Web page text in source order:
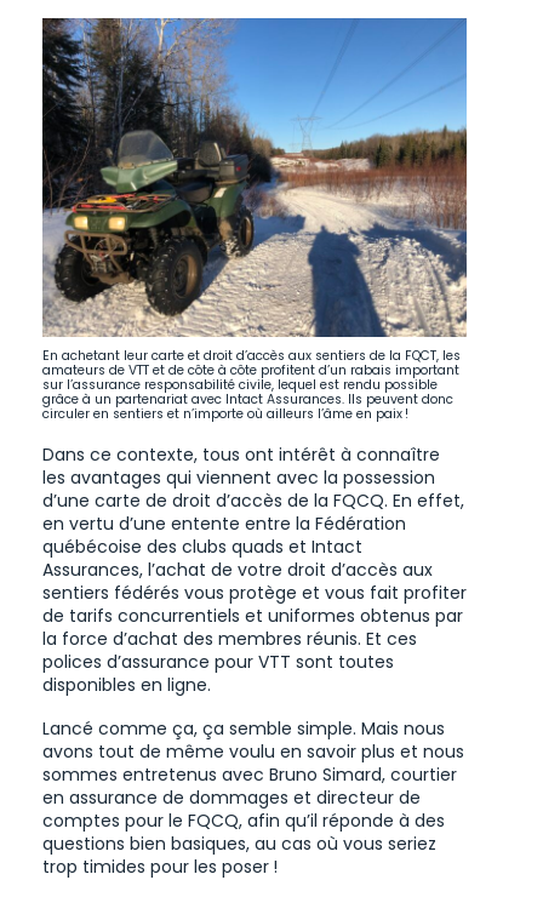
En achetant leur carte et droit d’accès aux sentiers de la FQCT, les
amateurs de VTT et de côte à côte profitent d’un rabais important
sur l’assurance responsabilité civile, lequel est rendu possible
grâce à un partenariat avec Intact Assurances. Ils peuvent donc
circuler en sentiers et n’importe où ailleurs l’âme en paix !
Dans ce contexte, tous ont intérêt à connaître
les avantages qui viennent avec la possession
d’une carte de droit d’accès de la FQCQ. En effet,
en vertu d’une entente entre la Fédération
québécoise des clubs quads et Intact
Assurances, l’achat de votre droit d’accès aux
sentiers fédérés vous protège et vous fait profiter
de tarifs concurrentiels et uniformes obtenus par
la force d’achat des membres réunis. Et ces
polices d’assurance pour VTT sont toutes
disponibles en ligne.
Lancé comme ça, ça semble simple. Mais nous
avons tout de même voulu en savoir plus et nous
sommes entretenus avec Bruno Simard, courtier
en assurance de dommages et directeur de
comptes pour le FQCQ, afin qu’il réponde à des
questions bien basiques, au cas où vous seriez
trop timides pour les poser !